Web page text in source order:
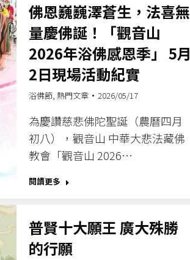
佛恩巍巍澤蒼生，法喜無
量慶佛誕！「觀音山
2026年浴佛感恩季」 5月
2日現場活動紀實
浴佛節, 熱門文章 2026/05/17
為慶讚慈悲佛陀聖誕（農曆四月
初八），觀音山 中華大悲法藏佛
教會「觀音山 2026…
閱讀更多
普賢十大願王 廣大殊勝
的行願​